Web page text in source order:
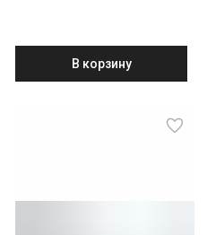
В корзину